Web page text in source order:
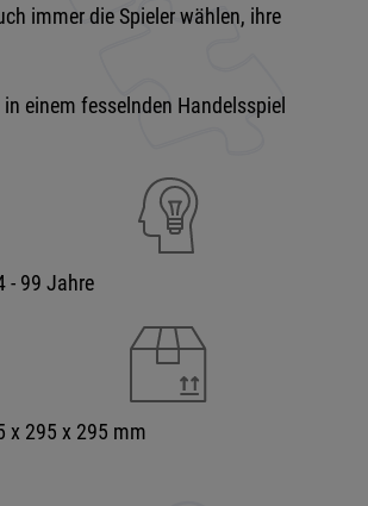
immer die Spieler wählen, ihre
einem fesselnden Handelsspiel
- 99 Jahre
x 295 x 295 mm